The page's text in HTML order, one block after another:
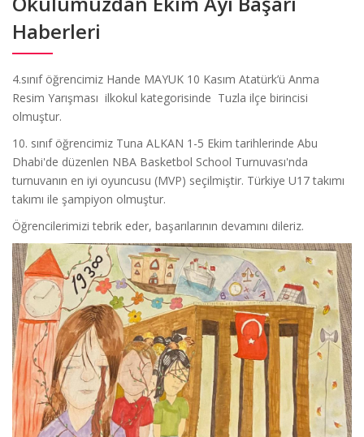
Haberleri
4.sınıf öğrencimiz Hande MAYUK 10 Kasım Atatürk’ü Anma
Resim Yarışması ilkokul kategorisinde Tuzla ilçe birincisi
olmuştur.
10. sınıf öğrencimiz Tuna ALKAN 1-5 Ekim tarihlerinde Abu
Dhabi'de düzenlen NBA Basketbol School Turnuvası'nda
turnuvanın en iyi oyuncusu (MVP) seçilmiştir. Türkiye U17 takımı
takımı ile şampiyon olmuştur.
Öğrencilerimizi tebrik eder, başarılarının devamını dileriz.